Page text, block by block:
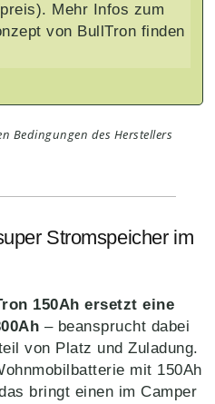
Mehr Infos zum
von BullTron finden
Bedingungen des Herstellers
Stromspeicher im
150Ah ersetzt eine
– beansprucht dabei
von Platz und Zuladung.
mit 150Ah
bringt einen im Camper